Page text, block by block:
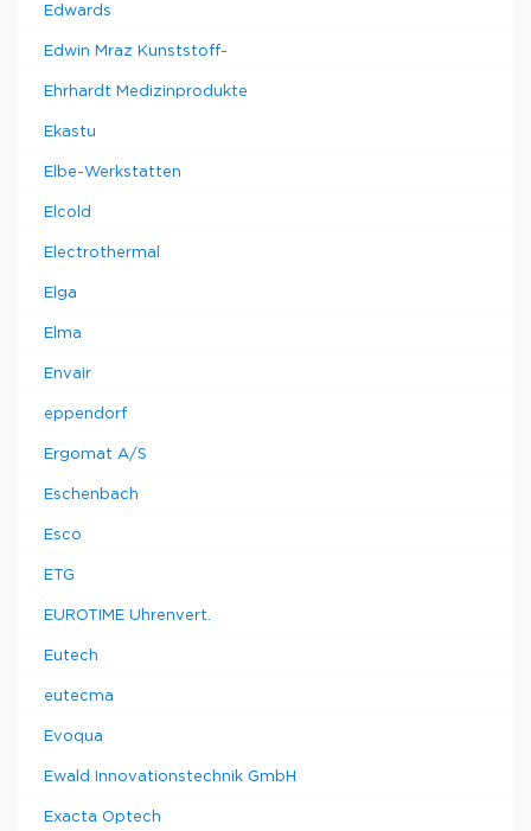
Edwards
Edwin Mraz Kunststoff-
Ehrhardt Medizinprodukte
Ekastu
Elbe-Werkstatten
Elcold
Electrothermal
Elga
Elma
Envair
eppendorf
Ergomat A/S
Eschenbach
Esco
ETG
EUROTIME Uhrenvert.
Eutech
eutecma
Evoqua
Ewald Innovationstechnik GmbH
Exacta Optech